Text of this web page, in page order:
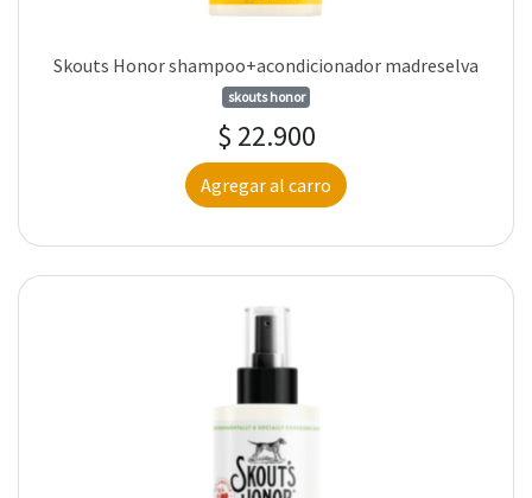
Skouts Honor shampoo+acondicionador madreselva
skouts honor
$ 22.900
Agregar al carro